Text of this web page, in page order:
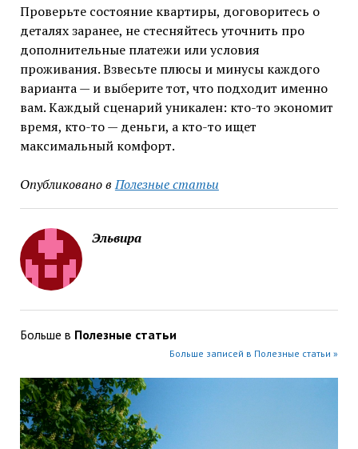
Проверьте состояние квартиры, договоритесь о
деталях заранее, не стесняйтесь уточнить про
дополнительные платежи или условия
проживания. Взвесьте плюсы и минусы каждого
варианта — и выберите тот, что подходит именно
вам. Каждый сценарий уникален: кто-то экономит
время, кто-то — деньги, а кто-то ищет
максимальный комфорт.
Опубликовано в Полезные статьи
Эльвира
Больше в Полезные статьи
Больше записей в Полезные статьи »